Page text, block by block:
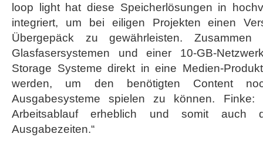
loop light hat diese Speicherlösungen in
integriert, um bei eiligen Projekten einen
Übergepäck zu gewährleisten.
Glasfasersystemen und einer 10-GB-
Storage Systeme direkt in eine Medien-
werden, um den benötigten Content
Ausgabesysteme spielen zu können. Finke:
Arbeitsablauf erheblich und somit auch
Ausgabezeiten.“